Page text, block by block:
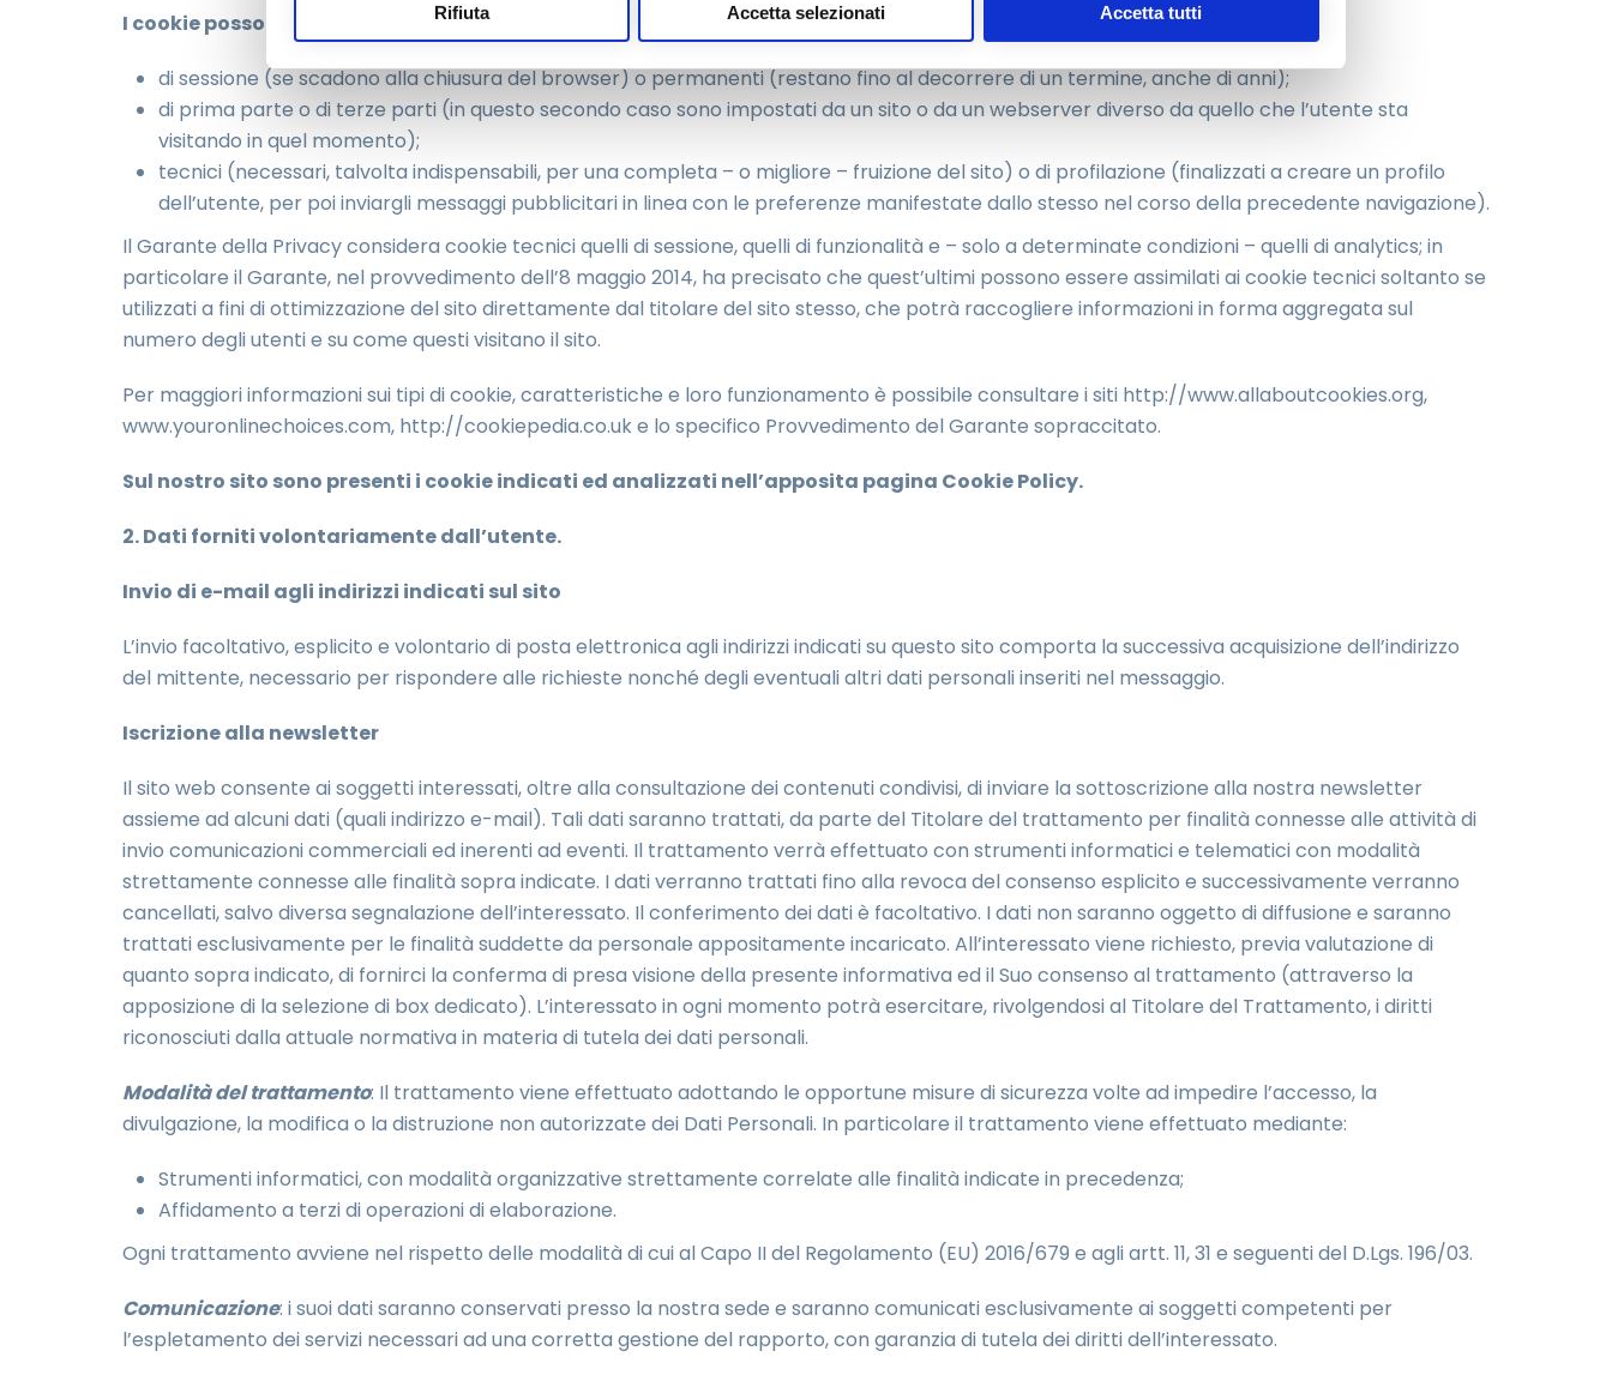
Rifiuta Accetta selezionati Accetta tutti
I cookie possono essere:
di sessione (se scadono alla chiusura del browser) o permanenti (restano fino al decorrere di un termine, anche di anni);
di prima parte o di terze parti (in questo secondo caso sono impostati da un sito o da un webserver diverso da quello che l’utente sta
visitando in quel momento);
tecnici (necessari, talvolta indispensabili, per una completa – o migliore – fruizione del sito) o di profilazione (finalizzati a creare un profilo
dell’utente, per poi inviargli messaggi pubblicitari in linea con le preferenze manifestate dallo stesso nel corso della precedente navigazione).
Il Garante della Privacy considera cookie tecnici quelli di sessione, quelli di funzionalità e – solo a determinate condizioni – quelli di analytics; in
particolare il Garante, nel provvedimento dell’8 maggio 2014, ha precisato che quest’ultimi possono essere assimilati ai cookie tecnici soltanto se
utilizzati a fini di ottimizzazione del sito direttamente dal titolare del sito stesso, che potrà raccogliere informazioni in forma aggregata sul
numero degli utenti e su come questi visitano il sito.
Per maggiori informazioni sui tipi di cookie, caratteristiche e loro funzionamento è possibile consultare i siti http://www.allaboutcookies.org,
www.youronlinechoices.com, http://cookiepedia.co.uk e lo specifico Provvedimento del Garante sopraccitato.
Sul nostro sito sono presenti i cookie indicati ed analizzati nell’apposita pagina Cookie Policy.
2. Dati forniti volontariamente dall’utente.
Invio di e-mail agli indirizzi indicati sul sito
L’invio facoltativo, esplicito e volontario di posta elettronica agli indirizzi indicati su questo sito comporta la successiva acquisizione dell’indirizzo
del mittente, necessario per rispondere alle richieste nonché degli eventuali altri dati personali inseriti nel messaggio.
Iscrizione alla newsletter
Il sito web consente ai soggetti interessati, oltre alla consultazione dei contenuti condivisi, di inviare la sottoscrizione alla nostra newsletter
assieme ad alcuni dati (quali indirizzo e-mail). Tali dati saranno trattati, da parte del Titolare del trattamento per finalità connesse alle attività di
invio comunicazioni commerciali ed inerenti ad eventi. Il trattamento verrà effettuato con strumenti informatici e telematici con modalità
strettamente connesse alle finalità sopra indicate. I dati verranno trattati fino alla revoca del consenso esplicito e successivamente verranno
cancellati, salvo diversa segnalazione dell’interessato. Il conferimento dei dati è facoltativo. I dati non saranno oggetto di diffusione e saranno
trattati esclusivamente per le finalità suddette da personale appositamente incaricato. All’interessato viene richiesto, previa valutazione di
quanto sopra indicato, di fornirci la conferma di presa visione della presente informativa ed il Suo consenso al trattamento (attraverso la
apposizione di la selezione di box dedicato). L’interessato in ogni momento potrà esercitare, rivolgendosi al Titolare del Trattamento, i diritti
riconosciuti dalla attuale normativa in materia di tutela dei dati personali.
Modalità del trattamento: Il trattamento viene effettuato adottando le opportune misure di sicurezza volte ad impedire l’accesso, la
divulgazione, la modifica o la distruzione non autorizzate dei Dati Personali. In particolare il trattamento viene effettuato mediante:
Strumenti informatici, con modalità organizzative strettamente correlate alle finalità indicate in precedenza;
Affidamento a terzi di operazioni di elaborazione.
Ogni trattamento avviene nel rispetto delle modalità di cui al Capo II del Regolamento (EU) 2016/679 e agli artt. 11, 31 e seguenti del D.Lgs. 196/03.
Comunicazione: i suoi dati saranno conservati presso la nostra sede e saranno comunicati esclusivamente ai soggetti competenti per
l’espletamento dei servizi necessari ad una corretta gestione del rapporto, con garanzia di tutela dei diritti dell’interessato.